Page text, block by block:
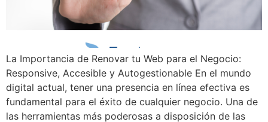
La Importancia de Renovar tu Web para el Negocio:
Responsive, Accesible y Autogestionable En el mundo
digital actual, tener una presencia en línea efectiva es
fundamental para el éxito de cualquier negocio. Una de
las herramientas más poderosas a disposición de las